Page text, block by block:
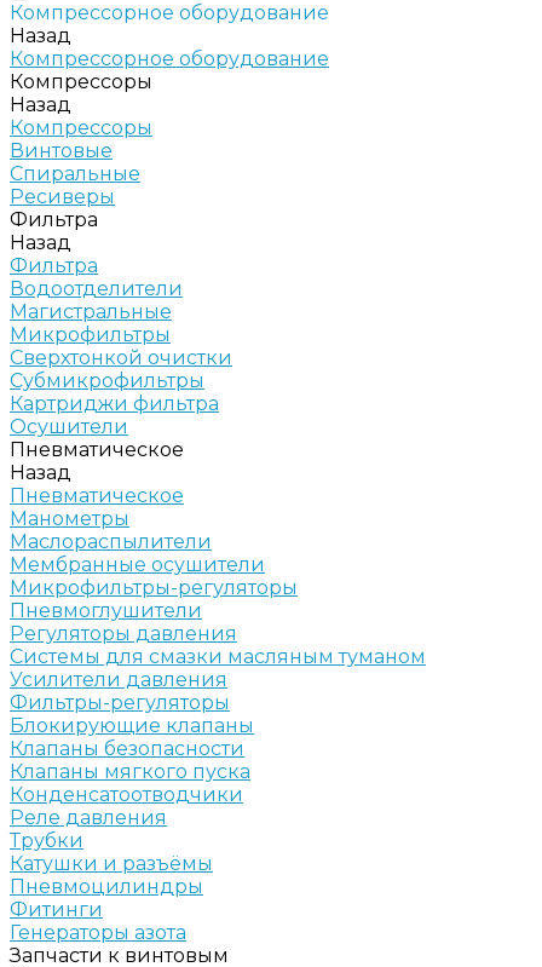
Компрессорное оборудование
Назад
Компрессорное оборудование
Компрессоры
Назад
Компрессоры
Винтовые
Спиральные
Ресиверы
Фильтра
Назад
Фильтра
Водоотделители
Магистральные
Микрофильтры
Сверхтонкой очистки
Субмикрофильтры
Картриджи фильтра
Осушители
Пневматическое
Назад
Пневматическое
Манометры
Маслораспылители
Мембранные осушители
Микрофильтры-регуляторы
Пневмоглушители
Регуляторы давления
Системы для смазки масляным туманом
Усилители давления
Фильтры-регуляторы
Блокирующие клапаны
Клапаны безопасности
Клапаны мягкого пуска
Конденсатоотводчики
Реле давления
Трубки
Катушки и разъёмы
Пневмоцилиндры
Фитинги
Генераторы азота
Запчасти к винтовым